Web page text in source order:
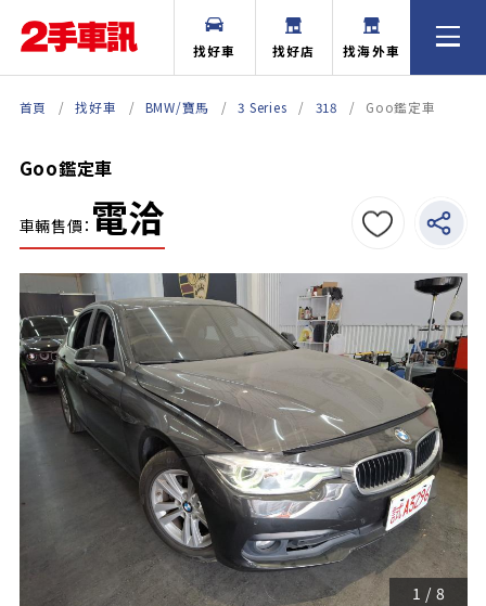
找好車 找好店 找海外車
首頁 找好車 BMW/寶馬 3 Series 318 Goo鑑定車
Goo鑑定車
車輛售價： 電洽
1 / 8